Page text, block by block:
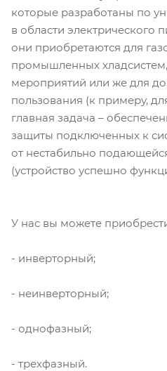
которые разработаны по
в области электрического
они приобретаются для
промышленных
мероприятий или же для
пользования (к примеру,
главная задача –
защиты подключенных к
от нестабильно
(устройство успешно
У нас вы можете
- инверторный;
- неинверторный;
- однофазный;
- трехфазный.